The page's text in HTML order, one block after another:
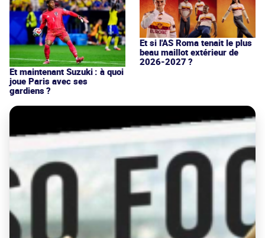
Et maintenant Suzuki : à quoi
joue Paris avec ses
gardiens ?
Et si l'AS Roma tenait le plus
beau maillot extérieur de
2026-2027 ?